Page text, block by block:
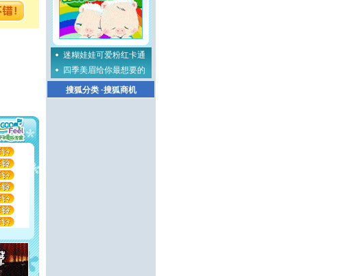
助地哭
这猪不
康！千万
日子才
乐!天天
幸福,
乐!
你我会
特长，吻
你在一
你不再分
助地哭
迷糊娃娃可爱粉红卡通
四季美眉给你最想要的
搜狐分类·搜狐商机